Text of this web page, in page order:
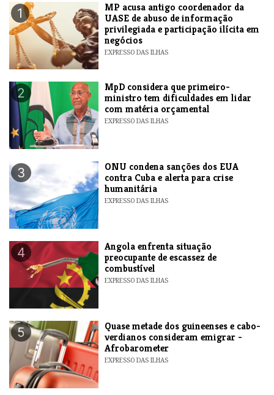
1
MP acusa antigo coordenador da
UASE de abuso de informação
privilegiada e participação ilícita em
negócios
EXPRESSO DAS ILHAS
2
MpD considera que primeiro-
ministro tem dificuldades em lidar
com matéria orçamental
EXPRESSO DAS ILHAS
3
ONU condena sanções dos EUA
contra Cuba e alerta para crise
humanitária
EXPRESSO DAS ILHAS
4
Angola enfrenta situação
preocupante de escassez de
combustível
EXPRESSO DAS ILHAS
5
Quase metade dos guineenses e cabo-
verdianos consideram emigrar -
Afrobarometer
EXPRESSO DAS ILHAS